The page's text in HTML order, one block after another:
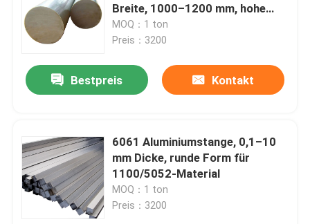
Breite, 1000–1200 mm, hohe
Festigkeit
MOQ：1 ton
Preis：3200
Bestpreis Kontakt
6061 Aluminiumstange, 0,1–10
mm Dicke, runde Form für
1100/5052-Material
MOQ：1 ton
Preis：3200